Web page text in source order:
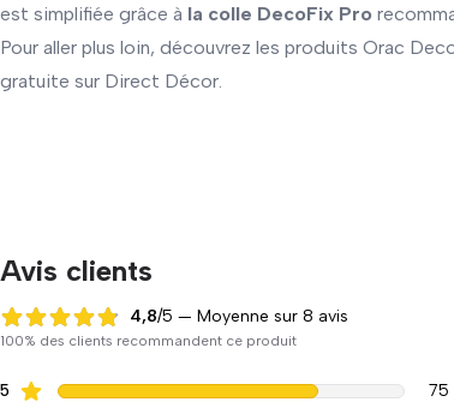
est simplifiée grâce à la colle DecoFix Pro
Pour aller plus loin, découvrez les produits Orac
gratuite sur Direct Décor.
Avis clients
4,8 sur 5
4,8/5 — Moyenne sur 8 avis
100% des clients recommandent ce produit
5
75